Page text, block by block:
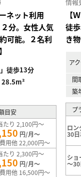
ネット利用
分。女性人気
可能。２名利
徒歩13分
28.5m²
目安
たり 2,100円～
円/月～
用他 22,000円～
たり 2,300円～
円/月～
用他 16,500円～
【
徒
き
ア
間
築
プ
ロン
30
ショ
～